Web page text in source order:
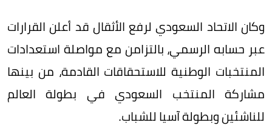
وكان الاتحاد السعودي لرفع الأثقال قد أعلن القرارات
عبر حسابه الرسمي، بالتزامن مع مواصلة استعدادات
المنتخبات الوطنية للاستحقاقات القادمة، من بينها
مشاركة المنتخب السعودي في بطولة العالم
للناشئين وبطولة آسيا للشباب.